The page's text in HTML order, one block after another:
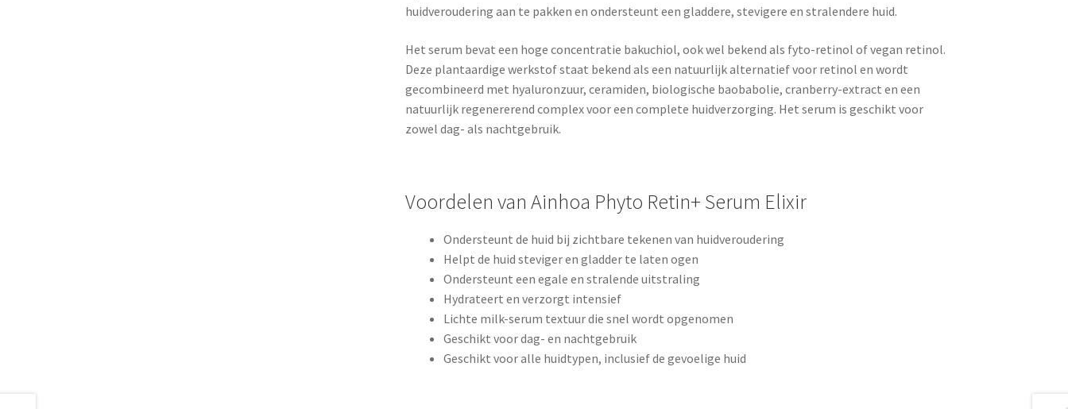
huidveroudering aan te pakken en ondersteunt een gladdere, stevigere en stralendere huid.
Het serum bevat een hoge concentratie bakuchiol, ook wel bekend als fyto-retinol of vegan retinol.
Deze plantaardige werkstof staat bekend als een natuurlijk alternatief voor retinol en wordt
gecombineerd met hyaluronzuur, ceramiden, biologische baobabolie, cranberry-extract en een
natuurlijk regenererend complex voor een complete huidverzorging. Het serum is geschikt voor
zowel dag- als nachtgebruik.
Voordelen van Ainhoa Phyto Retin+ Serum Elixir
Ondersteunt de huid bij zichtbare tekenen van huidveroudering
Helpt de huid steviger en gladder te laten ogen
Ondersteunt een egale en stralende uitstraling
Hydrateert en verzorgt intensief
Lichte milk-serum textuur die snel wordt opgenomen
Geschikt voor dag- en nachtgebruik
Geschikt voor alle huidtypen, inclusief de gevoelige huid